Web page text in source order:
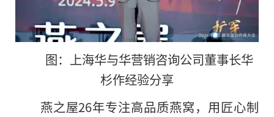
图：上海华与华营销咨询公司董事长华
杉作经验分享
燕之屋26年专注高品质燕窝，用匠心制